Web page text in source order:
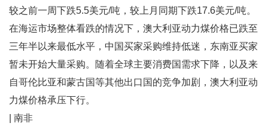
较之前一周下跌5.5美元/吨，较上月同期下跌17.6美元/吨。
在海运市场整体看跌的情况下，澳大利亚动力煤价格已跌至
三年半以来最低水平，中国买家采购维持低迷，东南亚买家
暂未开始大量采购。随着全球主要消费国需求下降，以及来
自哥伦比亚和蒙古国等其他出口国的竞争加剧，澳大利亚动
力煤价格承压下行。
| 南非